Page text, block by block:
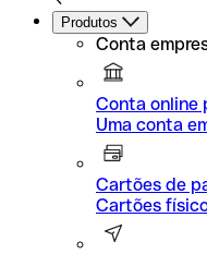
Produtos
Conta
Conta online
Uma conta
Cartões de
Cartões